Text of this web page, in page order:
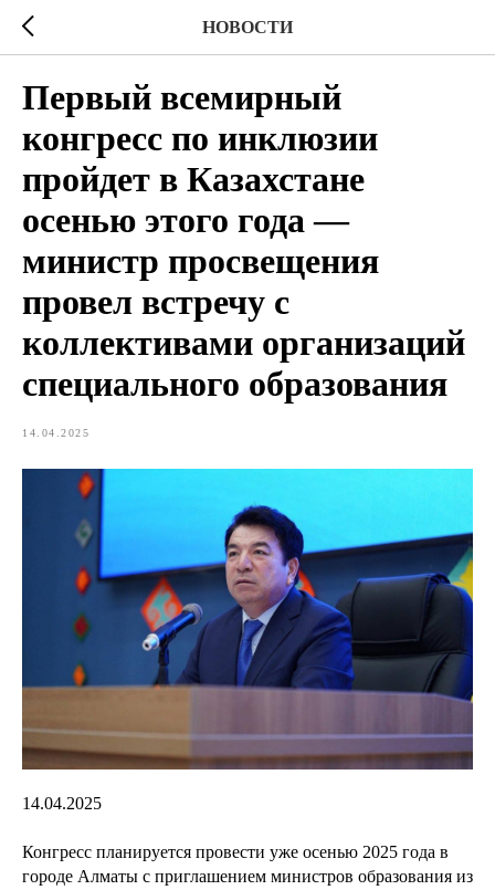
НОВОСТИ
Первый всемирный
конгресс по инклюзии
пройдет в Казахстане
осенью этого года —
министр просвещения
провел встречу с
коллективами организаций
специального образования
14.04.2025
14.04.2025
Конгресс планируется провести уже осенью 2025 года в
городе Алматы с приглашением министров образования из